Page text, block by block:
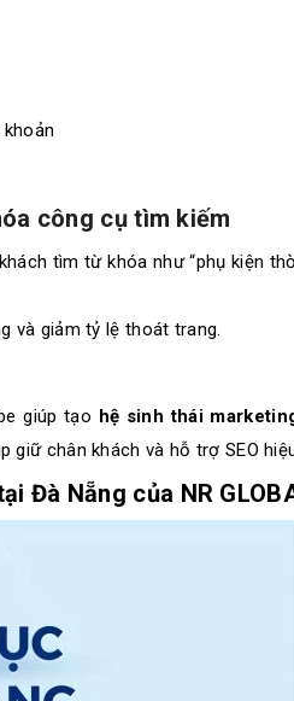
công cụ tìm kiếm
tìm từ khóa như “phụ kiện
và giảm tỷ lệ thoát trang.
giúp tạo hệ sinh thái
chân khách và hỗ trợ SEO
Đà Nẵng của NR